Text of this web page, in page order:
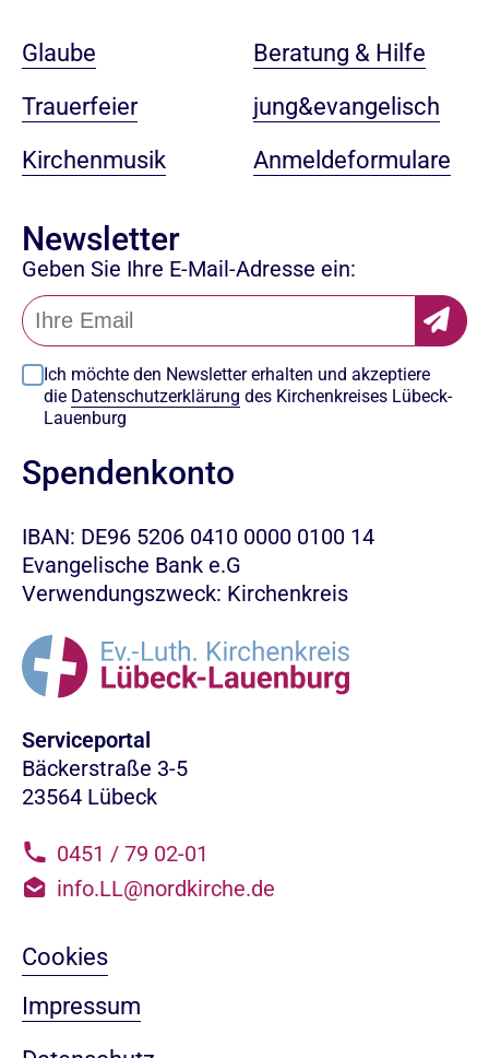
Glaube
Trauerfeier
Kirchenmusik
Beratung & Hilfe
jung&evangelisch
Anmeldeformulare
Newsletter
Geben Sie Ihre E-Mail-Adresse ein:
Ich möchte den Newsletter erhalten und akzeptiere
die Datenschutzerklärung des Kirchenkreises Lübeck-
Lauenburg
Spendenkonto
IBAN: DE96 5206 0410 0000 0100 14
Evangelische Bank e.G
Verwendungszweck: Kirchenkreis
Serviceportal
Bäckerstraße 3-5
23564 Lübeck
0451 / 79 02-01
info.LL@nordkirche.de
Cookies
Impressum